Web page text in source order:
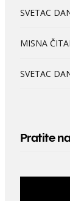
SVETAC
MISNA
SVETAC
Pratite